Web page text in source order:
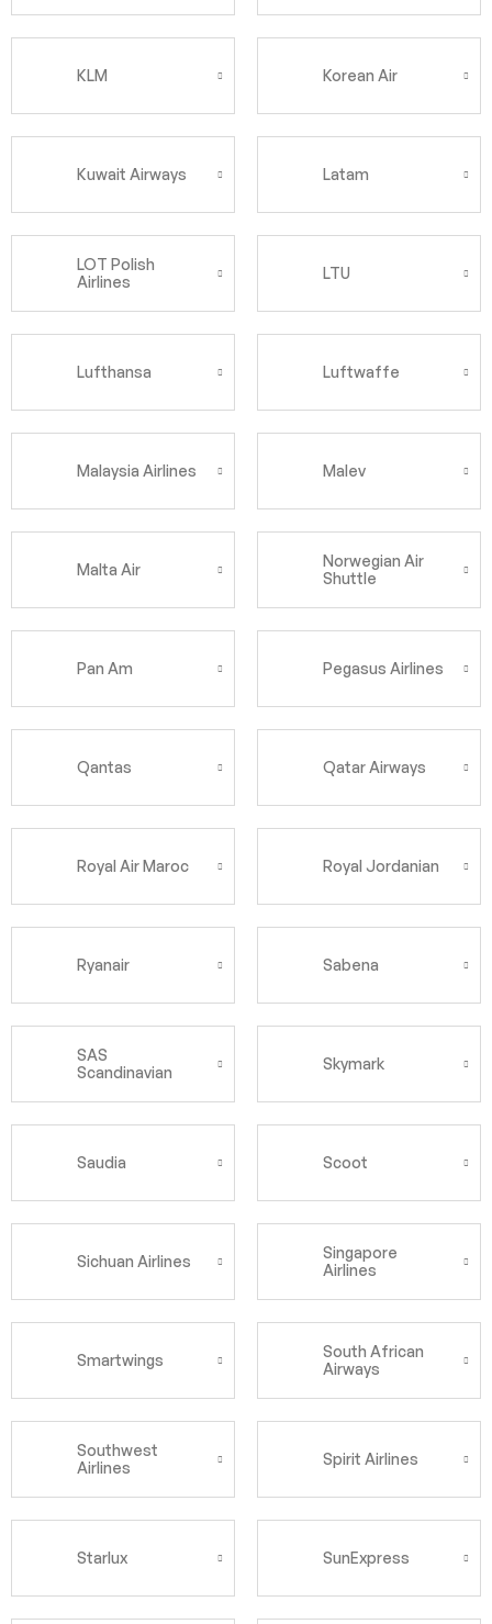
KLM Korean Air
Kuwait Airways Latam
LOT Polish
Airlines
LTU
Lufthansa Luftwaffe
Malaysia Airlines Malev
Malta Air
Norwegian Air
Shuttle
Pan Am Pegasus Airlines
Qantas Qatar Airways
Royal Air Maroc Royal Jordanian
Ryanair Sabena
SAS
Scandinavian
Skymark
Saudia Scoot
Sichuan Airlines
Singapore
Airlines
Smartwings
South African
Airways
Southwest
Airlines
Spirit Airlines
Starlux SunExpress